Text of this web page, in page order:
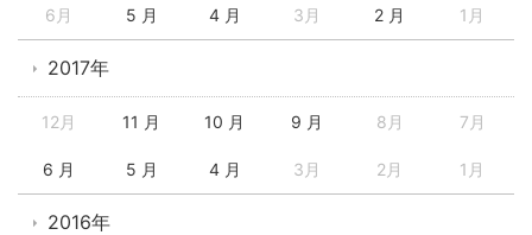
6月 5 月 4 月 3月 2 月 1月
2017年
12月 11 月 10 月 9 月 8月 7月
6 月 5 月 4 月 3月 2月 1月
2016年